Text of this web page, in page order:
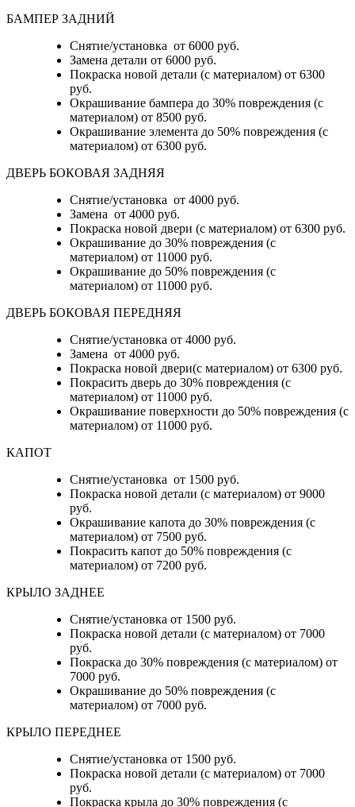
БАМПЕР ЗАДНИЙ
Снятие/установка от 6000 руб.
Замена детали от 6000 руб.
Покраска новой детали (с материалом) от 6300
руб.
Окрашивание бампера до 30% повреждения (с
материалом) от 8500 руб.
Окрашивание элемента до 50% повреждения (с
материалом) от 6300 руб.
ДВЕРЬ БОКОВАЯ ЗАДНЯЯ
Снятие/установка от 4000 руб.
Замена от 4000 руб.
Покраска новой двери (с материалом) от 6300 руб.
Окрашивание до 30% повреждения (с
материалом) от 11000 руб.
Окрашивание до 50% повреждения (с
материалом) от 11000 руб.
ДВЕРЬ БОКОВАЯ ПЕРЕДНЯЯ
Снятие/установка от 4000 руб.
Замена от 4000 руб.
Покраска новой двери(с материалом) от 6300 руб.
Покрасить дверь до 30% повреждения (с
материалом) от 11000 руб.
Окрашивание поверхности до 50% повреждения (с
материалом) от 11000 руб.
КАПОТ
Снятие/установка от 1500 руб.
Покраска новой детали (с материалом) от 9000
руб.
Окрашивание капота до 30% повреждения (с
материалом) от 7500 руб.
Покрасить капот до 50% повреждения (с
материалом) от 7200 руб.
КРЫЛО ЗАДНЕЕ
Снятие/установка от 1500 руб.
Покраска новой детали (с материалом) от 7000
руб.
Покраска до 30% повреждения (с материалом) от
7000 руб.
Окрашивание до 50% повреждения (с
материалом) от 7000 руб.
КРЫЛО ПЕРЕДНЕЕ
Снятие/установка от 1500 руб.
Покраска новой детали (с материалом) от 7000
руб.
Покраска крыла до 30% повреждения (с